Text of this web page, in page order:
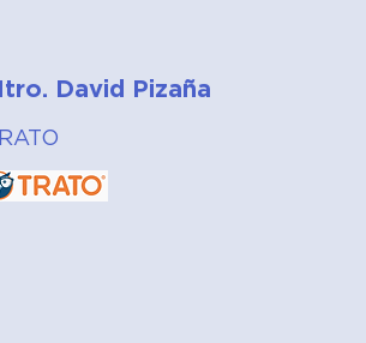
David Pizaña